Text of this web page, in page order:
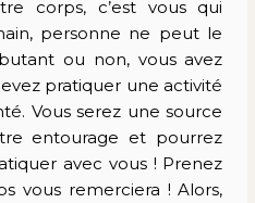
corps, c’est vous qui
personne ne peut le
ou non, vous avez
pratiquer une activité
Vous serez une source
entourage et pourrez
avec vous ! Prenez
vous remerciera ! Alors,